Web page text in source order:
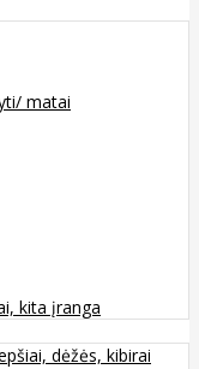
matai
kita įranga
dėžės, kibirai